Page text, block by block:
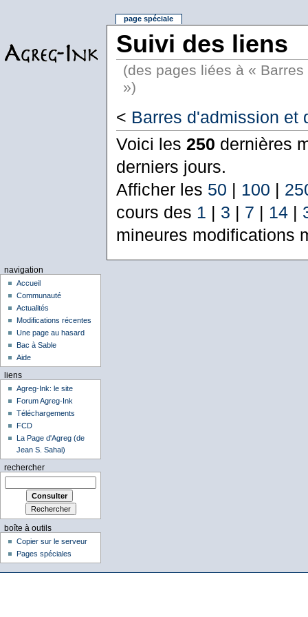
Suivi des liens
(des pages liées à «
»)
< Barres d'admission et
Voici les 250 dernières
derniers jours.
Afficher les 50 | 100 |
cours des 1 | 3 | 7 | 14|
mineures modifications
page spéciale
navigation
Accueil
Communauté
Actualités
Modifications récentes
Une page au hasard
Bac à Sable
Aide
liens
Agreg-Ink: le site
Forum Agreg-Ink
Téléchargements
FCD
La Page d'Agreg (de
Jean S. Sahai)
rechercher
boîte à outils
Copier sur le serveur
Pages spéciales